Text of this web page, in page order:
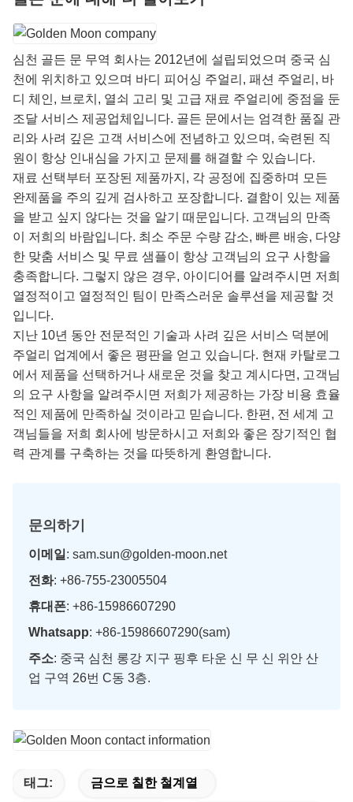
심천 골든 문 무역 회사는 2012년에 설립되었으며 중국 심
천에 위치하고 있으며 바디 피어싱 주얼리, 패션 주얼리, 바
디 체인, 브로치, 열쇠 고리 및 고급 재료 주얼리에 중점을 둔
조달 서비스 제공업체입니다. 골든 문에서는 엄격한 품질 관
리와 사려 깊은 고객 서비스에 전념하고 있으며, 숙련된 직
원이 항상 인내심을 가지고 문제를 해결할 수 있습니다.
재료 선택부터 포장된 제품까지, 각 공정에 집중하며 모든
완제품을 주의 깊게 검사하고 포장합니다. 결함이 있는 제품
을 받고 싶지 않다는 것을 알기 때문입니다. 고객님의 만족
이 저희의 바람입니다. 최소 주문 수량 감소, 빠른 배송, 다양
한 맞춤 서비스 및 무료 샘플이 항상 고객님의 요구 사항을
충족합니다. 그렇지 않은 경우, 아이디어를 알려주시면 저희
열정적이고 열정적인 팀이 만족스러운 솔루션을 제공할 것
입니다.
지난 10년 동안 전문적인 기술과 사려 깊은 서비스 덕분에
주얼리 업계에서 좋은 평판을 얻고 있습니다. 현재 카탈로그
에서 제품을 선택하거나 새로운 것을 찾고 계시다면, 고객님
의 요구 사항을 알려주시면 저희가 제공하는 가장 비용 효율
적인 제품에 만족하실 것이라고 믿습니다. 한편, 전 세계 고
객님들을 저희 회사에 방문하시고 저희와 좋은 장기적인 협
력 관계를 구축하는 것을 따뜻하게 환영합니다.
문의하기
이메일: sam.sun@golden-moon.net
전화: +86-755-23005504
휴대폰: +86-15986607290
Whatsapp: +86-15986607290(sam)
주소: 중국 심천 롱강 지구 핑후 타운 신 무 신 위안 산
업 구역 26번 C동 3층.
태그: 금으로 칠한 철계열